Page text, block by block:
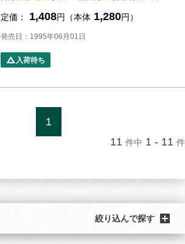
定価： 1,408円（本体 1,280円）
発売日：1995年06月01日
入荷待ち
1
11 件中 1 - 11 件
絞り込んで探す